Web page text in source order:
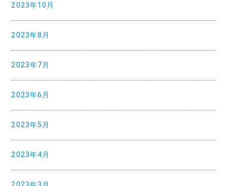
2023年10月
2023年8月
2023年7月
2023年6月
2023年5月
2023年4月